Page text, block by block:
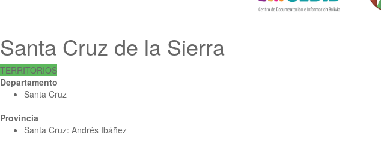
Santa Cruz de la Sierra
TERRITORIOS
Departamento
Santa Cruz
Provincia
Santa Cruz: Andrés Ibáñez